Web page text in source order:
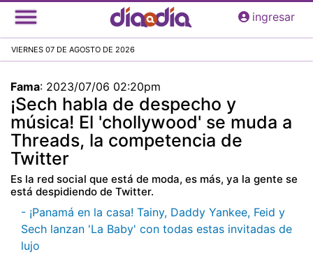
Pasar
al
principal
ingresar
VIERNES 07 DE AGOSTO DE 2026
Fama: 2023/07/06 02:20pm
¡Sech habla de despecho y
música! El 'chollywood' se muda a
Threads, la competencia de
Twitter
Es la red social que está de moda, es más, ya la gente se
está despidiendo de Twitter.
- ¡Panamá en la casa! Tainy, Daddy Yankee, Feid y
Sech lanzan 'La Baby' con todas estas invitadas de
lujo